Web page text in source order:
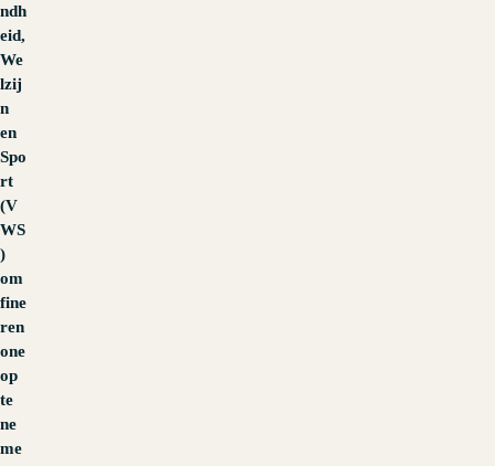
ndh
eid,
We
lzij
n
en
Spo
rt
(V
WS
)
om
fine
ren
one
op
te
ne
me